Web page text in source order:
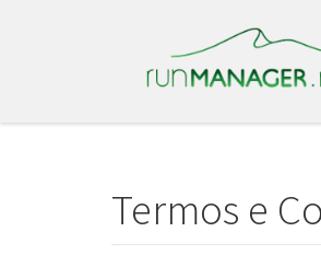
Termos e